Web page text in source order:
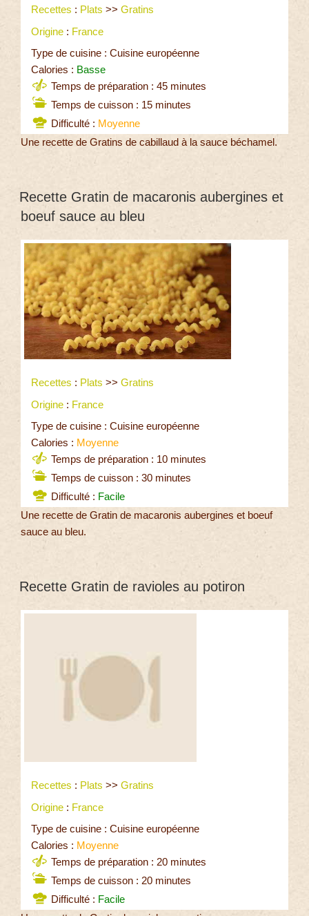
Recettes : Plats >> Gratins
Origine : France
Type de cuisine : Cuisine européenne
Calories : Basse
Temps de préparation : 45 minutes
Temps de cuisson : 15 minutes
Difficulté : Moyenne
Une recette de Gratins de cabillaud à la sauce béchamel.
Recette Gratin de macaronis aubergines et
boeuf sauce au bleu
Recettes : Plats >> Gratins
Origine : France
Type de cuisine : Cuisine européenne
Calories : Moyenne
Temps de préparation : 10 minutes
Temps de cuisson : 30 minutes
Difficulté : Facile
Une recette de Gratin de macaronis aubergines et boeuf
sauce au bleu.
Recette Gratin de ravioles au potiron
Recettes : Plats >> Gratins
Origine : France
Type de cuisine : Cuisine européenne
Calories : Moyenne
Temps de préparation : 20 minutes
Temps de cuisson : 20 minutes
Difficulté : Facile